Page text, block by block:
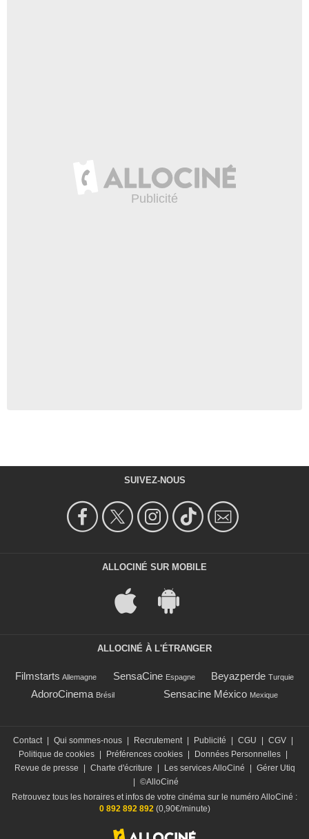
SUIVEZ-NOUS
ALLOCINÉ SUR MOBILE
ALLOCINÉ À L'ÉTRANGER
Filmstarts Allemagne SensaCine Espagne Beyazperde Turquie
AdoroCinema Brésil Sensacine México Mexique
Contact Qui sommes-nous Recrutement Publicité CGU CGV
Politique de cookies
Préférences cookies Données Personnelles
Revue de presse
Charte d'écriture Les services AlloCiné
Gérer Utiq
©AlloCiné
Retrouvez tous les horaires et infos de votre cinéma sur le numéro AlloCiné :
0 892 892 892(0,90€/minute)